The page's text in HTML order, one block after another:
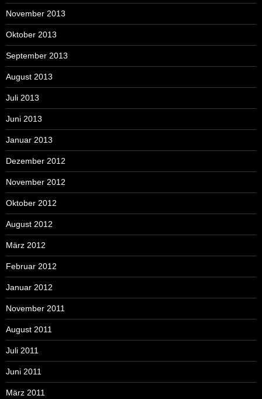
November 2013
Oktober 2013
September 2013
August 2013
Juli 2013
Juni 2013
Januar 2013
Dezember 2012
November 2012
Oktober 2012
August 2012
März 2012
Februar 2012
Januar 2012
November 2011
August 2011
Juli 2011
Juni 2011
März 2011